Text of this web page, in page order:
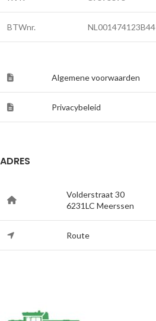
BTWnr. NL001474123B44
Algemene voorwaarden
Privacybeleid
ADRES
Volderstraat 30
6231LC Meerssen
Route